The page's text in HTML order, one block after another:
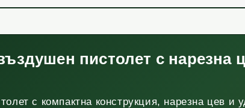
пистолет с нарезна
с компактна конструкция, нарезна цев и